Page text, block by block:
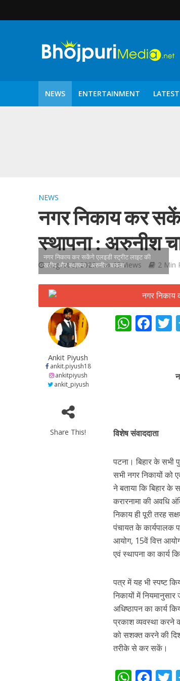
NEWS ENTERTAINMENT LATEST
NEWS
नगर निकाय कर
स्थापना : अरुनीश
August 9, 2023 63 Views 2 Min
नगर निकाय कर सकेंगे एलइडी स्ट्रीट लाइट की
खरीद और स्थापना : अरुनीश चावला
Ankit Piyush
ankit.piyush18
ankitpiyush
ankit_piyush
Share This!
W F
विशेष संवाददाता
पटना। बिहार के सभी
सभी नगर निकायों को
ने बताया कि बिहार के
करारनामा की अवधि
निकाय ही पूरी तरह
पंचायत के कार्यपालक
आयोग, 15वें वित्त
एवं स्थापना का कार्य
पत्र में यह भी स्पष्ट
निकायों में
अधिष्ठापन का कार्य
प्रकाश व्यवस्था करने
को सशक्त करने की
तरीके से कर सकें।